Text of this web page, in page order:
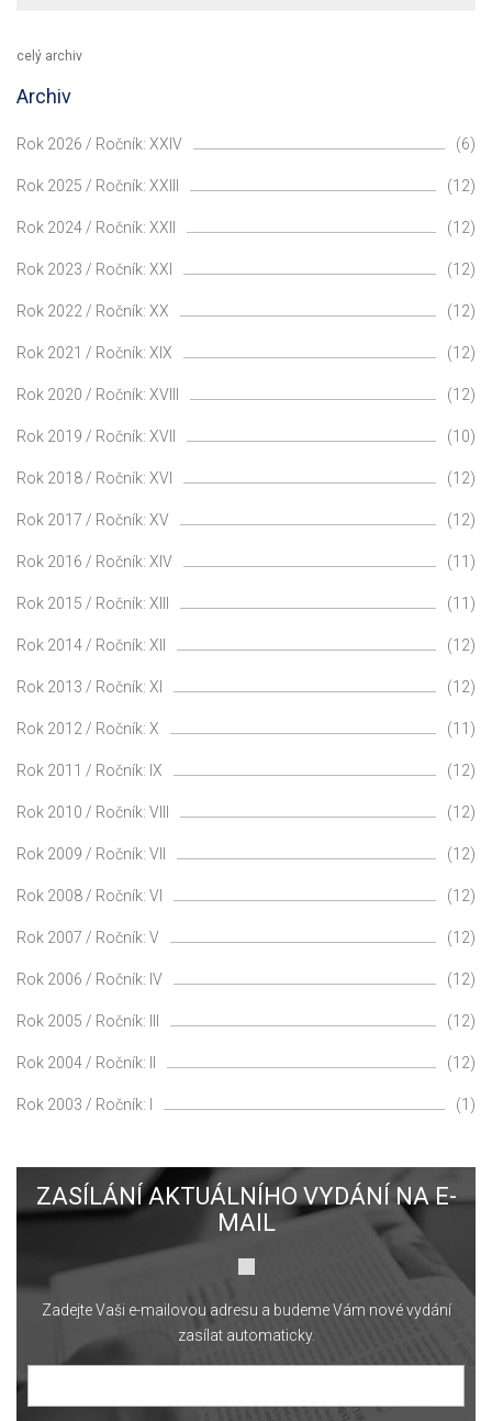
celý archiv
Archiv
Rok 2026 / Ročník: XXIV (6)
Rok 2025 / Ročník: XXIII (12)
Rok 2024 / Ročník: XXII (12)
Rok 2023 / Ročník: XXI (12)
Rok 2022 / Ročník: XX (12)
Rok 2021 / Ročník: XIX (12)
Rok 2020 / Ročník: XVIII (12)
Rok 2019 / Ročník: XVII (10)
Rok 2018 / Ročník: XVI (12)
Rok 2017 / Ročník: XV (12)
Rok 2016 / Ročník: XIV (11)
Rok 2015 / Ročník: XIII (11)
Rok 2014 / Ročník: XII (12)
Rok 2013 / Ročník: XI (12)
Rok 2012 / Ročník: X (11)
Rok 2011 / Ročník: IX (12)
Rok 2010 / Ročník: VIII (12)
Rok 2009 / Ročník: VII (12)
Rok 2008 / Ročník: VI (12)
Rok 2007 / Ročník: V (12)
Rok 2006 / Ročník: IV (12)
Rok 2005 / Ročník: III (12)
Rok 2004 / Ročník: II (12)
Rok 2003 / Ročník: I (1)
ZASÍLÁNÍ AKTUÁLNÍHO VYDÁNÍ NA E-
MAIL
Zadejte Vaši e-mailovou adresu a budeme Vám nové vydání
zasílat automaticky.